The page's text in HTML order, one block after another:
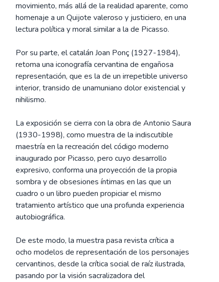
movimiento, más allá de la realidad aparente, como
homenaje a un Quijote valeroso y justiciero, en una
lectura política y moral similar a la de Picasso.
Por su parte, el catalán Joan Ponç (1927-1984),
retoma una iconografía cervantina de engañosa
representación, que es la de un irrepetible universo
interior, transido de unamuniano dolor existencial y
nihilismo.
La exposición se cierra con la obra de Antonio Saura
(1930-1998), como muestra de la indiscutible
maestría en la recreación del código moderno
inaugurado por Picasso, pero cuyo desarrollo
expresivo, conforma una proyección de la propia
sombra y de obsesiones íntimas en las que un
cuadro o un libro pueden propiciar el mismo
tratamiento artístico que una profunda experiencia
autobiográfica.
De este modo, la muestra pasa revista crítica a
ocho modelos de representación de los personajes
cervantinos, desde la crítica social de raíz ilustrada,
pasando por la visión sacralizadora del